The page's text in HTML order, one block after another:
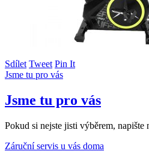
Sdílet Tweet Pin It
Jsme tu pro vás
Jsme tu pro vás
Pokud si nejste jisti výběrem, napište
Záruční servis u vás doma